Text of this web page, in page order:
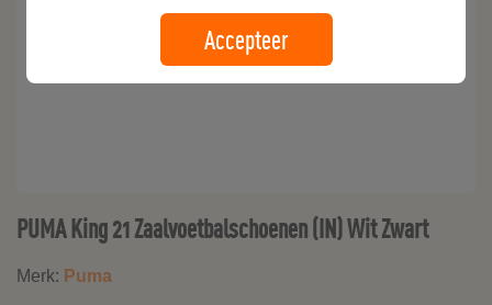
PUMA King 21 Zaalvoetbalschoenen (IN) Wit Zwart
Merk: Puma
Accepteer